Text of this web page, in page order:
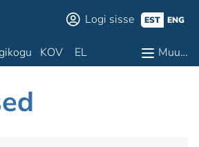
Logi sisse EST ENG
KOV EL Muu…